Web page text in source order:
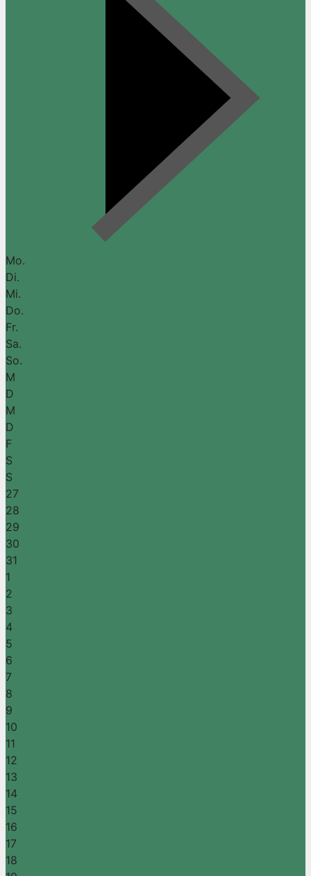
Mo.
Di.
Mi.
Do.
Fr.
Sa.
So.
M
D
M
D
F
S
S
27
28
29
30
31
1
2
3
4
5
6
7
8
9
10
11
12
13
14
15
16
17
18